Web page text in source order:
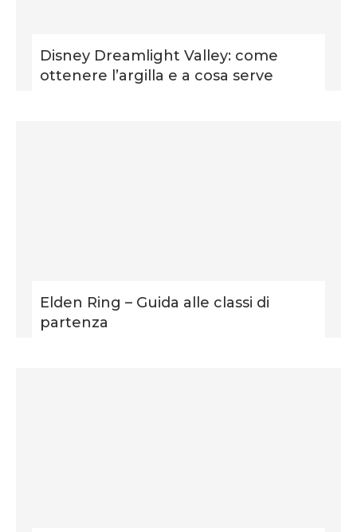
Disney Dreamlight Valley: come
ottenere l’argilla e a cosa serve
Elden Ring – Guida alle classi di
partenza